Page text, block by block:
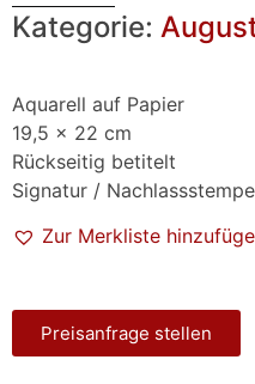
Kategorie:
Aquarell auf Papier
19,5 x 22 cm
Rückseitig betitelt
Signatur /
Zur Merkliste
Preisanfrage stellen